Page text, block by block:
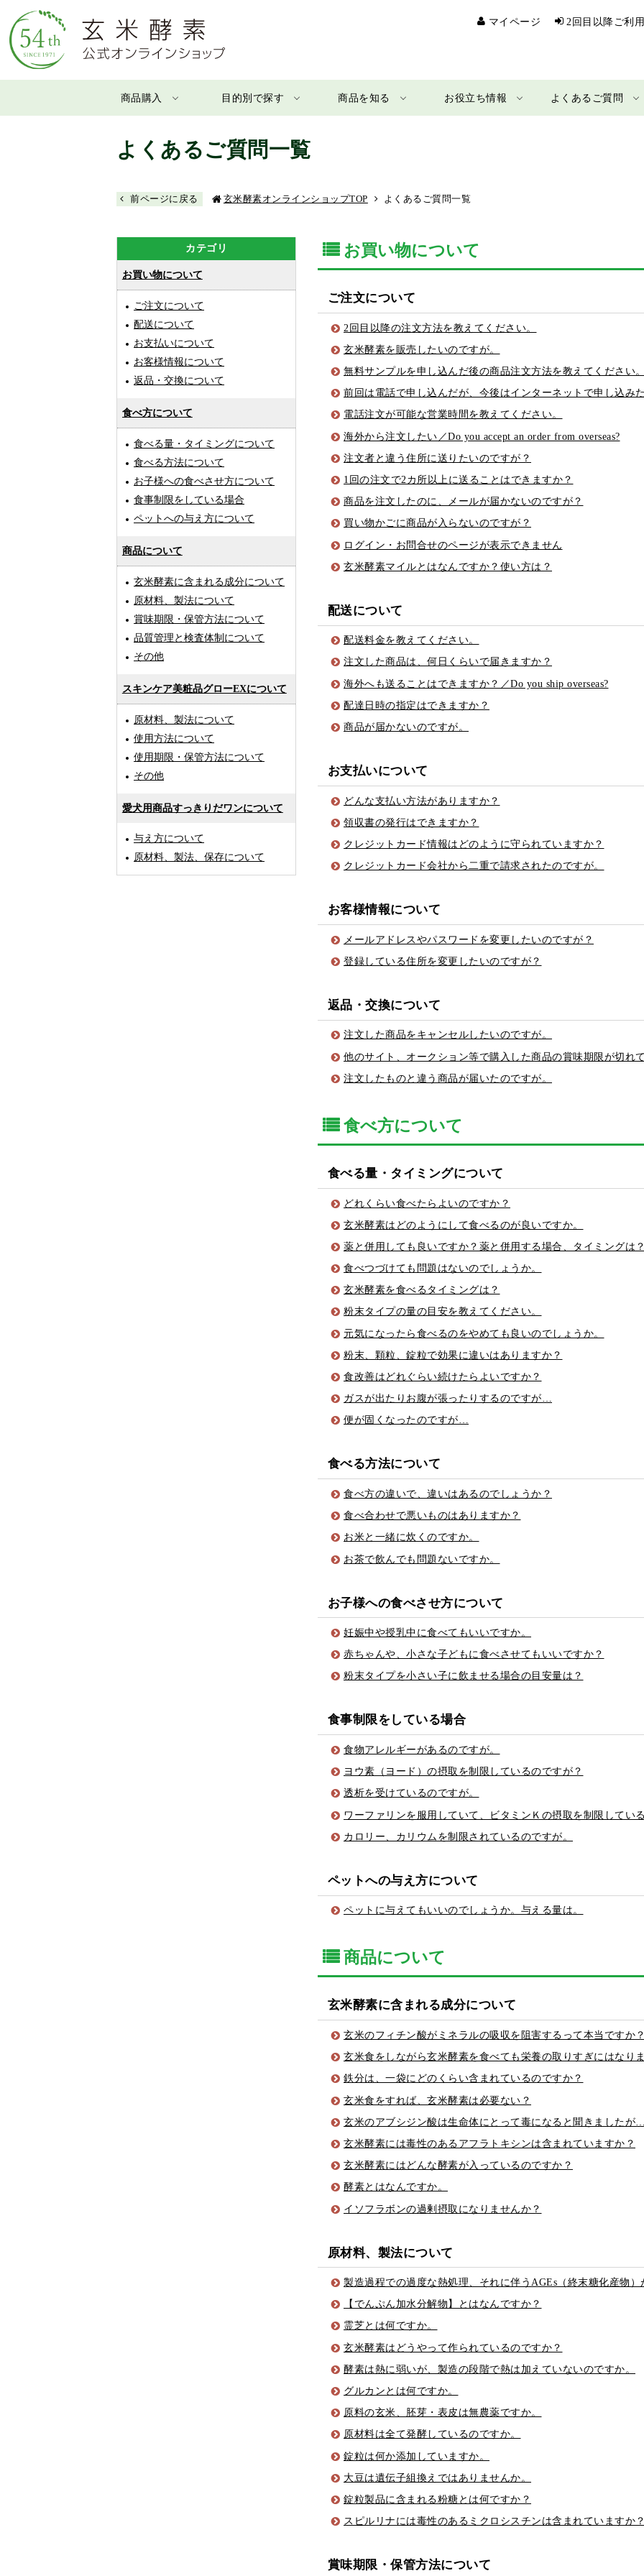
マイページ 2回目以降ご利
商品購入 目的別で探す 商品を知る お役立ち情報 よくあるご質問
よくあるご質問一覧
前ページに戻る 玄米酵素オンラインショップTOP よくあるご質問一覧
お買い物について
ご注文について
2回目以降の注文方法を教えてください。
玄米酵素を販売したいのですが。
無料サンプルを申し込んだ後の商品注文方法を教えてください。
前回は電話で申し込んだが、今後はインターネットで申し込みた
電話注文が可能な営業時間を教えてください。
海外から注文したい／Do you accept an order from overseas?
注文者と違う住所に送りたいのですが？
1回の注文で2カ所以上に送ることはできますか？
商品を注文したのに、メールが届かないのですが？
買い物かごに商品が入らないのですが？
ログイン・お問合せのページが表示できません
玄米酵素マイルとはなんですか？使い方は？
配送について
配送料金を教えてください。
注文した商品は、何日くらいで届きますか？
海外へも送ることはできますか？／Do you ship overseas?
配達日時の指定はできますか？
商品が届かないのですが。
お支払いについて
どんな支払い方法がありますか？
領収書の発行はできますか？
クレジットカード情報はどのように守られていますか？
クレジットカード会社から二重で請求されたのですが。
お客様情報について
メールアドレスやパスワードを変更したいのですが？
登録している住所を変更したいのですが？
返品・交換について
注文した商品をキャンセルしたいのですが。
他のサイト、オークション等で購入した商品の賞味期限が切れ
注文したものと違う商品が届いたのですが。
食べ方について
食べる量・タイミングについて
どれくらい食べたらよいのですか？
玄米酵素はどのようにして食べるのが良いですか。
薬と併用しても良いですか？薬と併用する場合、タイミングは？
食べつづけても問題はないのでしょうか。
玄米酵素を食べるタイミングは？
粉末タイプの量の目安を教えてください。
元気になったら食べるのをやめても良いのでしょうか。
粉末、顆粒、錠粒で効果に違いはありますか？
食改善はどれぐらい続けたらよいですか？
ガスが出たりお腹が張ったりするのですが…
便が固くなったのですが…
食べる方法について
食べ方の違いで、違いはあるのでしょうか？
食べ合わせで悪いものはありますか？
お米と一緒に炊くのですか。
お茶で飲んでも問題ないですか。
お子様への食べさせ方について
妊娠中や授乳中に食べてもいいですか。
赤ちゃんや、小さな子どもに食べさせてもいいですか？
粉末タイプを小さい子に飲ませる場合の目安量は？
食事制限をしている場合
食物アレルギーがあるのですが。
ヨウ素（ヨード）の摂取を制限しているのですが？
透析を受けているのですが。
ワーファリンを服用していて、ビタミンＫの摂取を制限している
カロリー、カリウムを制限されているのですが。
ペットへの与え方について
ペットに与えてもいいのでしょうか。与える量は。
商品について
玄米酵素に含まれる成分について
玄米のフィチン酸がミネラルの吸収を阻害するって本当ですか？
玄米食をしながら玄米酵素を食べても栄養の取りすぎにはなりま
鉄分は、一袋にどのくらい含まれているのですか？
玄米食をすれば、玄米酵素は必要ない？
玄米のアブシジン酸は生命体にとって毒になると聞きましたが…
玄米酵素には毒性のあるアフラトキシンは含まれていますか？
玄米酵素にはどんな酵素が入っているのですか？
酵素とはなんですか。
イソフラボンの過剰摂取になりませんか？
原材料、製法について
製造過程での過度な熱処理、それに伴うAGEs（終末糖化産物）
【でんぷん加水分解物】とはなんですか？
霊芝とは何ですか。
玄米酵素はどうやって作られているのですか？
酵素は熱に弱いが、製造の段階で熱は加えていないのですか。
グルカンとは何ですか。
原料の玄米、胚芽・表皮は無農薬ですか。
原材料は全て発酵しているのですか。
錠粒は何か添加していますか。
大豆は遺伝子組換えではありませんか。
錠粒製品に含まれる粉糖とは何ですか？
スピルリナには毒性のあるミクロシスチンは含まれていますか？
賞味期限・保管方法について
カテゴリ
お買い物について
ご注文について
配送について
お支払いについて
お客様情報について
返品・交換について
食べ方について
食べる量・タイミングについて
食べる方法について
お子様への食べさせ方について
食事制限をしている場合
ペットへの与え方について
商品について
玄米酵素に含まれる成分について
原材料、製法について
賞味期限・保管方法について
品質管理と検査体制について
その他
スキンケア美粧品グローEXについて
原材料、製法について
使用方法について
使用期限・保管方法について
その他
愛犬用商品すっきりだワンについて
与え方について
原材料、製法、保存について